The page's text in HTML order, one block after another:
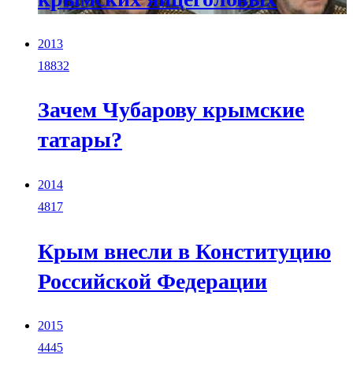
2013
18832
Зачем Чубарову крымские
татары?
2014
4817
Крым внесли в Конституцию
Российской Федерации
2015
4445